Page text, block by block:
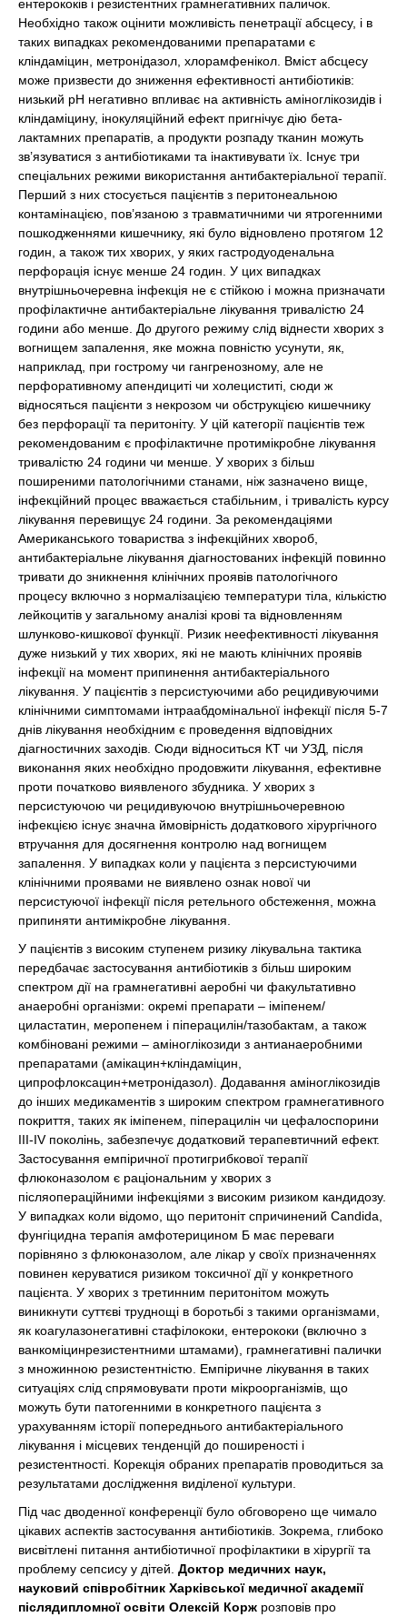
ентерококів і резистентних грамнегативних паличок.
Необхідно також оцінити можливість пенетрації абсцесу, і в
таких випадках рекомендованими препаратами є
кліндаміцин, метронідазол, хлорамфенікол. Вміст абсцесу
може призвести до зниження ефективності антибіотиків:
низький pH негативно впливає на активність аміноглікозидів і
кліндаміцину, інокуляційний ефект пригнічує дію бета-
лактамних препаратів, а продукти розпаду тканин можуть
зв’язуватися з антибіотиками та інактивувати їх. Існує три
спеціальних режими використання антибактеріальної терапії.
Перший з них стосується пацієнтів з перитонеальною
контамінацією, пов’язаною з травматичними чи ятрогенними
пошкодженнями кишечнику, які було відновлено протягом 12
годин, а також тих хворих, у яких гастродуоденальна
перфорація існує менше 24 годин. У цих випадках
внутрішньочеревна інфекція не є стійкою і можна призначати
профілактичне антибактеріальне лікування тривалістю 24
години або менше. До другого режиму слід віднести хворих з
вогнищем запалення, яке можна повністю усунути, як,
наприклад, при гострому чи гангренозному, але не
перфоративному апендициті чи холециститі, сюди ж
відносяться пацієнти з некрозом чи обструкцією кишечнику
без перфорації та перитоніту. У цій категорії пацієнтів теж
рекомендованим є профілактичне протимікробне лікування
тривалістю 24 години чи менше. У хворих з більш
поширеними патологічними станами, ніж зазначено вище,
інфекційний процес вважається стабільним, і тривалість курсу
лікування перевищує 24 години. За рекомендаціями
Американського товариства з інфекційних хвороб,
антибактеріальне лікування діагностованих інфекцій повинно
тривати до зникнення клінічних проявів патологічного
процесу включно з нормалізацією температури тіла, кількістю
лейкоцитів у загальному аналізі крові та відновленням
шлунково-кишкової функції. Ризик неефективності лікування
дуже низький у тих хворих, які не мають клінічних проявів
інфекції на момент припинення антибактеріального
лікування. У пацієнтів з персистуючими або рецидивуючими
клінічними симптомами інтраабдомінальної інфекції після 5-7
днів лікування необхідним є проведення відповідних
діагностичних заходів. Сюди відноситься КТ чи УЗД, після
виконання яких необхідно продовжити лікування, ефективне
проти початково виявленого збудника. У хворих з
персистуючою чи рецидивуючою внутрішньочеревною
інфекцією існує значна ймовірність додаткового хірургічного
втручання для досягнення контролю над вогнищем
запалення. У випадках коли у пацієнта з персистуючими
клінічними проявами не виявлено ознак нової чи
персистуючої інфекції після ретельного обстеження, можна
припиняти антимікробне лікування.
У пацієнтів з високим ступенем ризику лікувальна тактика
передбачає застосування антибіотиків з більш широким
спектром дії на грамнегативні аеробні чи факультативно
анаеробні організми: окремі препарати – іміпенем/
циластатин, меропенем і піперацилін/тазобактам, а також
комбіновані режими – аміноглікозиди з антианаеробними
препаратами (амікацин+кліндаміцин,
ципрофлоксацин+метронідазол). Додавання аміноглікозидів
до інших медикаментів з широким спектром грамнегативного
покриття, таких як іміпенем, піперацилін чи цефалоспорини
III-IV поколінь, забезпечує додатковий терапевтичний ефект.
Застосування емпіричної протигрибкової терапії
флюконазолом є раціональним у хворих з
післяопераційними інфекціями з високим ризиком кандидозу.
У випадках коли відомо, що перитоніт спричинений Candida,
фунгіцидна терапія амфотерицином Б має переваги
порівняно з флюконазолом, але лікар у своїх призначеннях
повинен керуватися ризиком токсичної дії у конкретного
пацієнта. У хворих з третинним перитонітом можуть
виникнути суттєві труднощі в боротьбі з такими організмами,
як коагулазонегативні стафілококи, ентерококи (включно з
ванкоміцинрезистентними штамами), грамнегативні палички
з множинною резистентністю. Емпіричне лікування в таких
ситуаціях слід спрямовувати проти мікроорганізмів, що
можуть бути патогенними в конкретного пацієнта з
урахуванням історії попереднього антибактеріального
лікування і місцевих тенденцій до поширеності і
резистентності. Корекція обраних препаратів проводиться за
результатами дослідження виділеної культури.
Під час дводенної конференції було обговорено ще чимало
цікавих аспектів застосування антибіотиків. Зокрема, глибоко
висвітлені питання антибіотичної профілактики в хірургії та
проблему сепсису у дітей. Доктор медичних наук,
науковий співробітник Харківської медичної академії
післядипломної освіти Олексій Корж розповів про